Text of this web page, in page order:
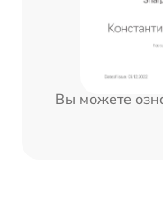
Вы можете